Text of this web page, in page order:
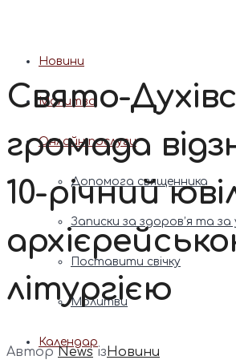
Новини
Молитва
Онлайн послуги
Допомога священника
Записки за здоров’я та за
Поставити свічку
Молитви
Календар
Свято-
громада
10-річний
літургією
АвторNews ізНовини